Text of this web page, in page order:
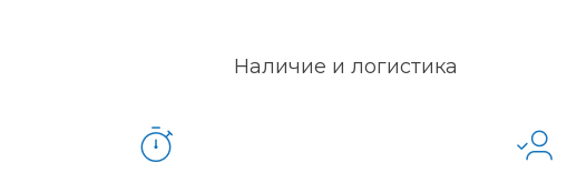
Наличие и логистика